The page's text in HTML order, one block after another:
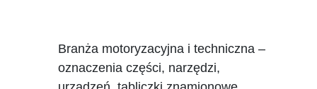
Branża motoryzacyjna i techniczna –
oznaczenia części, narzędzi,